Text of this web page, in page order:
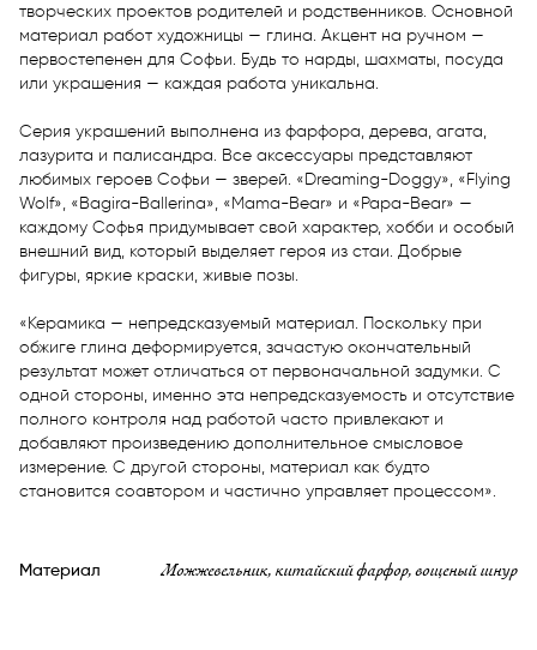
творческих проектов родителей и родственников. Основной
материал работ художницы — глина. Акцент на ручном —
первостепенен для Софьи. Будь то нарды, шахматы, посуда
или украшения — каждая работа уникальна.
Серия украшений выполнена из фарфора, дерева, агата,
лазурита и палисандра. Все аксессуары представляют
любимых героев Софьи — зверей. «Dreaming-Doggy», «Flying
Wolf», «Bagira-Ballerina», «Mama-Bear» и «Papa-Bear» —
каждому Софья придумывает свой характер, хобби и особый
внешний вид, который выделяет героя из стаи. Добрые
фигуры, яркие краски, живые позы.
«Керамика — непредсказуемый материал. Поскольку при
обжиге глина деформируется, зачастую окончательный
результат может отличаться от первоначальной задумки. С
одной стороны, именно эта непредсказуемость и отсутствие
полного контроля над работой часто привлекают и
добавляют произведению дополнительное смысловое
измерение. С другой стороны, материал как будто
становится соавтором и частично управляет процессом».
Материал Можжевельник, китайский фарфор, вощеный шнур